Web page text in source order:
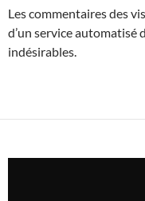
Les commentaires des
d’un service automatisé
indésirables.